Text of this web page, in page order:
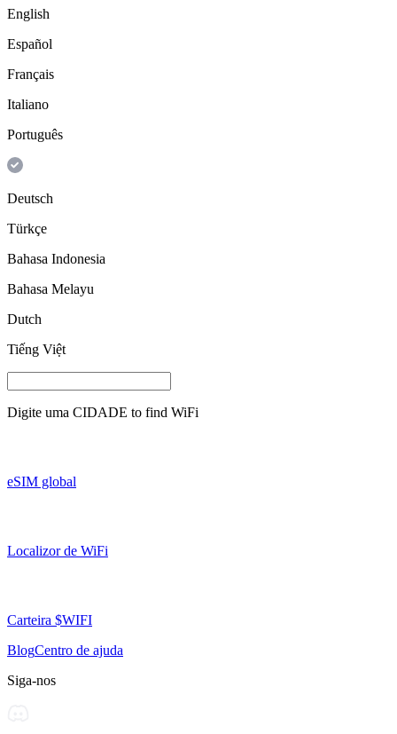
English
Español
Français
Italiano
Português
Deutsch
Türkçe
Bahasa Indonesia
Bahasa Melayu
Dutch
Tiếng Việt
Digite uma CIDADE to find WiFi
eSIM global
Localizor de WiFi
Carteira $WIFI
BlogCentro de ajuda
Siga-nos